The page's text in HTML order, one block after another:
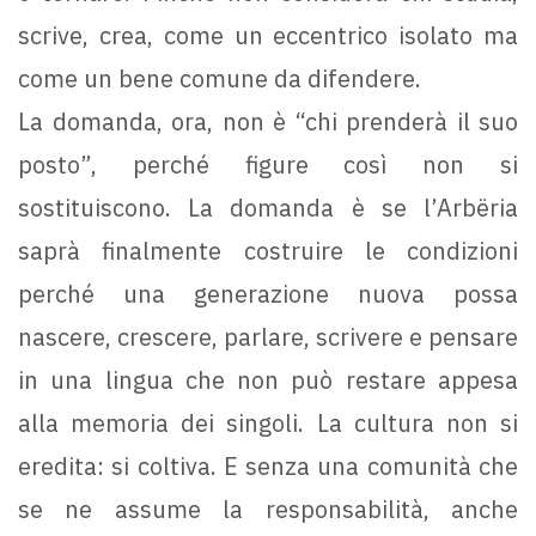
scrive, crea, come un eccentrico isolato ma
come un bene comune da difendere.
La domanda, ora, non è “chi prenderà il suo
posto”, perché figure così non si
sostituiscono. La domanda è se l’Arbëria
saprà finalmente costruire le condizioni
perché una generazione nuova possa
nascere, crescere, parlare, scrivere e pensare
in una lingua che non può restare appesa
alla memoria dei singoli. La cultura non si
eredita: si coltiva. E senza una comunità che
se ne assume la responsabilità, anche